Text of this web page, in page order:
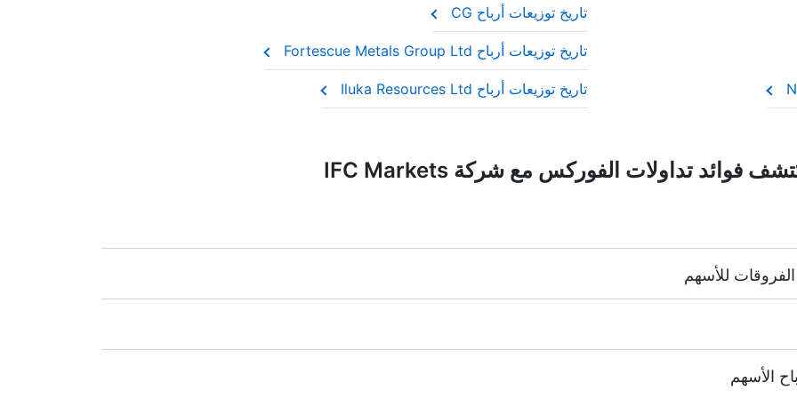
لأن المستثمرين يثقون بأنها ستواصل الدفع عاماً بعد عام.
تاريخ توزيعات أرباح CG
تاريخ توزيعات أرباح Fortescue Metals Group Ltd
تاريخ توزيعات أرباح Iluka Resources Ltd
TSE(اليابان).